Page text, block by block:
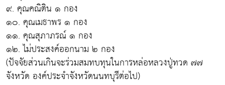
๙. คุณคณิติน ๑ กอง
๑๐. คุณเมธาพร ๑ กอง
๑๑. คุณสุภาภรณ์ ๑ กอง
๑๒. ไม่ประสงค์ออกนาม ๒ กอง
(ปัจจัยส่วนเกินจะร่วมสมทบทุนในการหล่อหลวงปู่ทวด ๗๗
จังหวัด องค์ประจำจังหวัดนนทบุรีต่อไป)